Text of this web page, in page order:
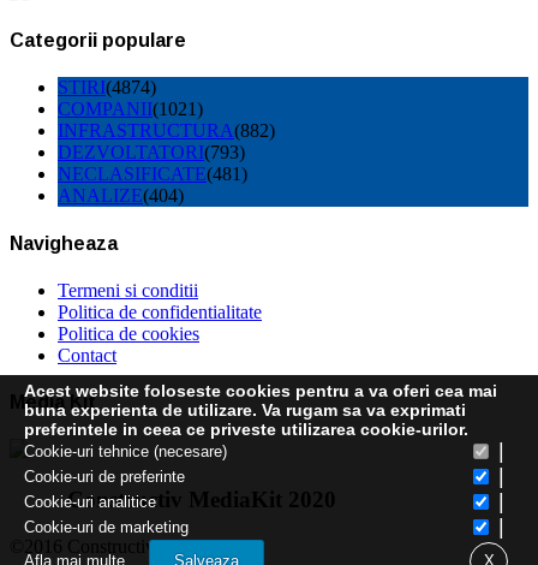
Categorii populare
STIRI(4874)
COMPANII(1021)
INFRASTRUCTURA(882)
DEZVOLTATORI(793)
NECLASIFICATE(481)
ANALIZE(404)
Navigheaza
Termeni si conditii
Politica de confidentialitate
Politica de cookies
Contact
Media Kit
Constructiv MediaKit 2020
©2016 Constructiv
Acest website foloseste cookies pentru a va oferi cea mai
buna experienta de utilizare. Va rugam sa va exprimati
preferintele in ceea ce priveste utilizarea cookie-urilor.
Cookie-uri tehnice (necesare)
Cookie-uri de preferinte
Cookie-uri analitice
Cookie-uri de marketing
Afla mai multe Salveaza X